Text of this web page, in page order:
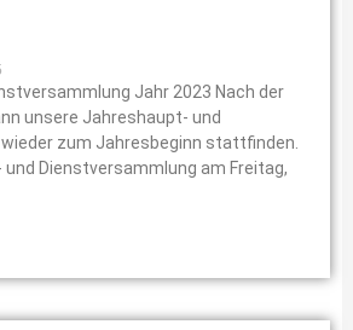
Jahr 2023 Nach der
unsere Jahreshaupt- und
zum Jahresbeginn stattfinden.
und Dienstversammlung am Freitag,